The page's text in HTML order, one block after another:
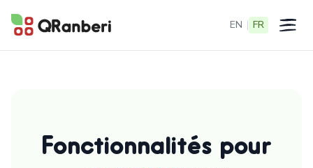
EN | FR Ouvrir
Fonctionnalités pour